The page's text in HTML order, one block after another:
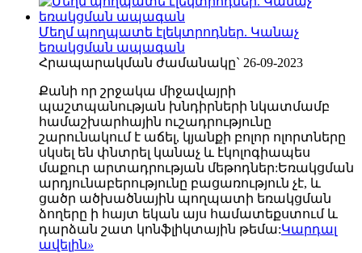
Մեղմ պողպատե էլեկտրոդներ. Կանաչ
եռակցման ապագան
Հրապարակման ժամանակը` 26-09-2023
Քանի որ շրջակա միջավայրի
պաշտպանության խնդիրների նկատմամբ
համաշխարհային ուշադրությունը
շարունակում է աճել, կյանքի բոլոր ոլորտները
սկսել են փնտրել կանաչ և էկոլոգիապես
մաքուր արտադրության մեթոդներ:Եռակցման
արդյունաբերությունը բացառություն չէ, և
ցածր ածխածնային պողպատի եռակցման
ձողերը ի հայտ եկան այս համատեքստում և
դարձան շատ կոնֆլիկտային թեմա:Կարդալ
ավելին»